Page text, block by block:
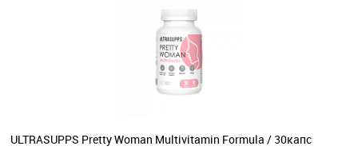
ULTRASUPPS Pretty Woman Multivitamin Formula / 30капс